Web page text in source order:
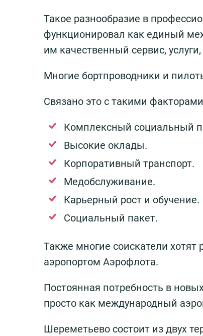
Такое разнообразие в
функционировал как единый
им качественный сервис,
Многие бортпроводники и
Связано это с такими
Комплексный социальный
Высокие оклады.
Корпоративный транспорт.
Медобслуживание.
Карьерный рост и обучение.
Социальный пакет.
Также многие соискатели
аэропортом Аэрофлота.
Постоянная потребность в
просто как международный
Шереметьево состоит из двух